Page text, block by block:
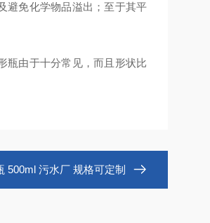
避免化学物品溢出；至于其平
瓶由于十分常见，而且形状比
500ml 污水厂 规格可定制